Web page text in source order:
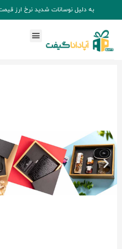
به دلیل نوسانات شدید نرخ ارز